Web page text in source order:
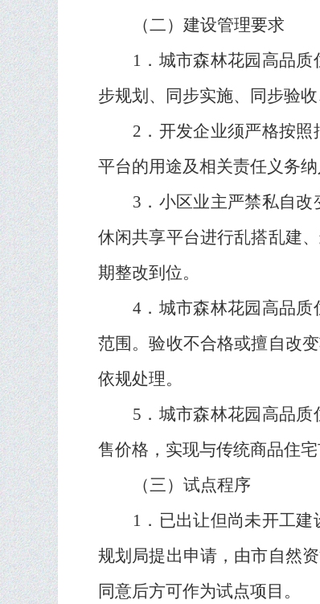
（二）建设管理要求
1 ．城市森林花园高品
步规划、同步实施、同步验收
2 ．开发企业须严格按
平台的用途及相关责任义务
3 ．小区业主严禁私自
休闲共享平台进行乱搭乱建
期整改到位。
4 ．城市森林花园高品
范围。验收不合格或擅自改
依规处理。
5 ．城市森林花园高品
售价格，实现与传统商品住
（三）试点程序
1 ．已出让但尚未开工
规划局提出申请，由市自然
同意后方可作为试点项目。